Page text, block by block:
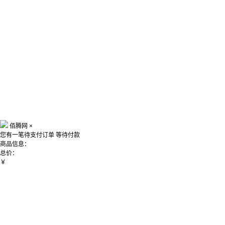
佰腾网 ×
您有一笔待支付订单 等待付款
商品信息：
总价：
￥